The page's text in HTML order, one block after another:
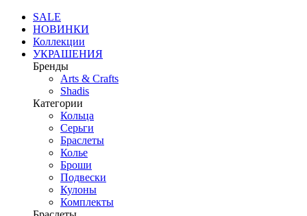
SALE
НОВИНКИ
Коллекции
УКРАШЕНИЯ
Бренды
Аrts & Сrafts
Shadis
Категории
Кольца
Серьги
Браслеты
Колье
Броши
Подвески
Кулоны
Комплекты